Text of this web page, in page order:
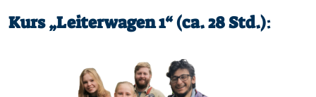
Kurs „Leiterwagen 1“ (ca. 28 Std.):